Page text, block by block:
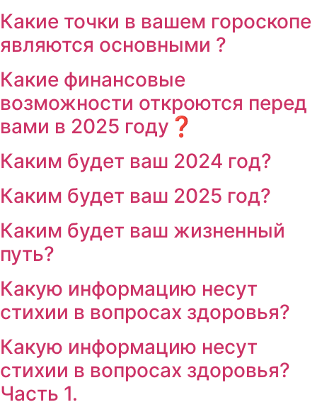
Какие точки в вашем гороскопе
являются основными ?
Какие финансовые
возможности откроются перед
вами в 2025 году❓
Каким будет ваш 2024 год?
Каким будет ваш 2025 год?
Каким будет ваш жизненный
путь?
Какую информацию несут
стихии в вопросах здоровья?
Какую информацию несут
стихии в вопросах здоровья?
Часть 1.